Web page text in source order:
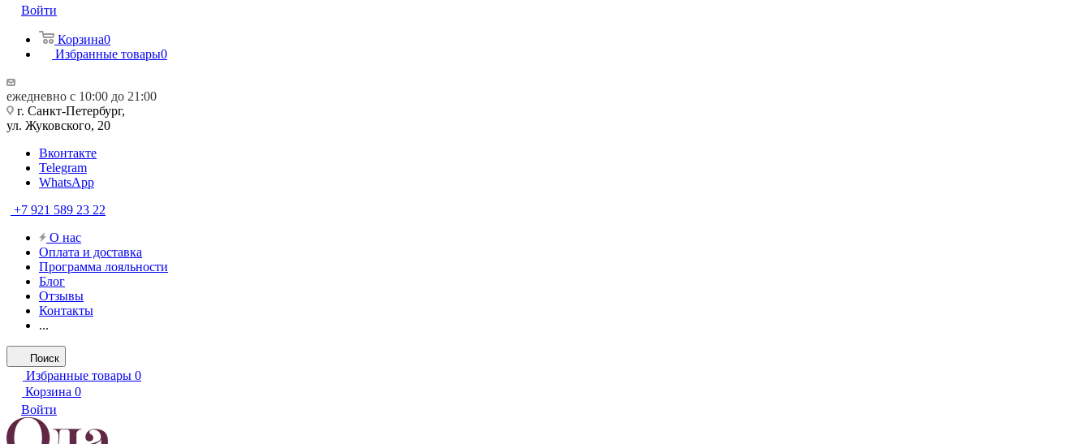
Войти
Корзина0
Избранные товары0
ежедневно с 10:00 до 21:00
г. Санкт-Петербург,
ул. Жуковского, 20
Вконтакте
Telegram
WhatsApp
+7 921 589 23 22
О нас
Оплата и доставка
Программа лояльности
Блог
Отзывы
Контакты
...
Поиск
Избранные товары 0
Корзина 0
Войти